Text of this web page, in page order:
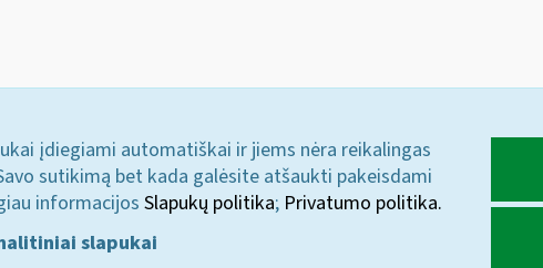
įdiegiami automatiškai ir jiems nėra reikalingas
sutikimą bet kada galėsite atšaukti pakeisdami
informacijos Slapukų politika; Privatumo politika.
slapukai